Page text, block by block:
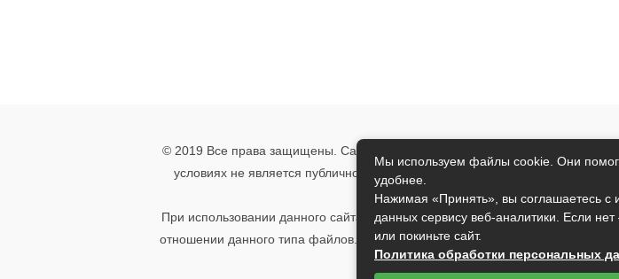
© 2019 Все права защищены. Сайт носит исключительно информационный
условиях не является публичной офертой, определяемой положениями
указанные условия могут быть изменены
При использовании данного сайта, вы подтверждаете свое согласие на
отношении данного типа файлов. Если вы не согласны с тем, чтобы мы
установить настройки вашего
Мы используем файлы cookie. Они
удобнее.
Нажимая «Принять», вы соглашаетесь с
данных сервису веб-аналитики. Если
или покиньте сайт.
Политика обработки персональных